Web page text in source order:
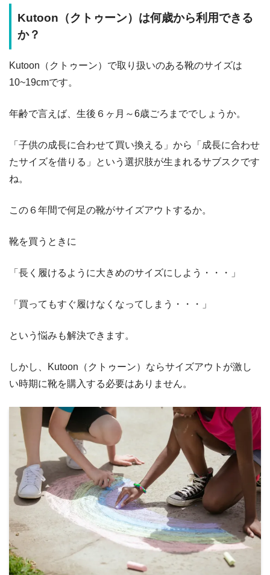
Kutoon （クトゥーン）は何歳から利用できる
か？
Kutoon（クトゥーン）で取り扱いのある靴のサイズは
10~19cmです。
年齢で言えば、生後６ヶ月～6歳ごろまででしょうか。
「子供の成長に合わせて買い換える」から「成長に合わせ
たサイズを借りる」という選択肢が生まれるサブスクです
ね。
この６年間で何足の靴がサイズアウトするか。
靴を買うときに
「長く履けるように大きめのサイズにしよう・・・」
「買ってもすぐ履けなくなってしまう・・・」
という悩みも解決できます。
しかし、Kutoon（クトゥーン）ならサイズアウトが激し
い時期に靴を購入する必要はありません。